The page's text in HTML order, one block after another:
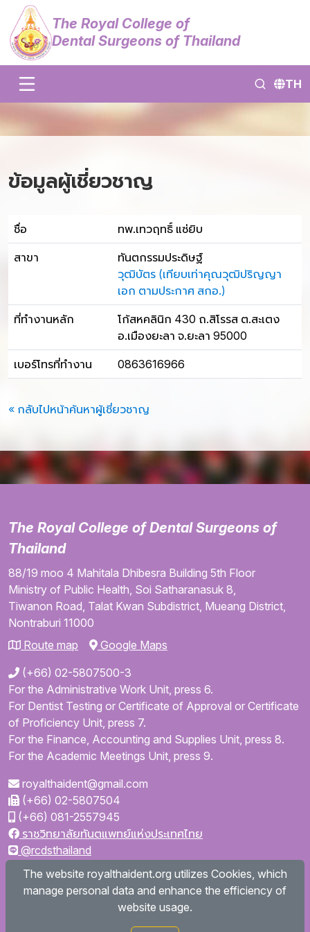
The Royal College of
Dental Surgeons of Thailand
TH
ข้อมูลผู้เชี่ยวชาญ
ชื่อ ทพ.เทวฤทธิ์ แซ่ยิบ
สาขา
ทันตกรรมประดิษฐ์
วุฒิบัตร (เทียบเท่าคุณวุฒิปริญญา
เอก ตามประกาศ สกอ.)
ที่ทำงานหลัก
โก้สหคลินิก 430 ถ.สิโรรส ต.สะเตง
อ.เมืองยะลา จ.ยะลา 95000
เบอร์โทรที่ทำงาน 0863616966
« กลับไปหน้าค้นหาผู้เชี่ยวชาญ
The Royal College of Dental Surgeons of
Thailand
88/19 moo 4 Mahitala Dhibesra Building 5th Floor
Ministry of Public Health, Soi Satharanasuk 8,
Tiwanon Road, Talat Kwan Subdistrict, Mueang District,
Nontraburi 11000
Route map
Google Maps
(+66) 02-5807500-3
For the Administrative Work Unit, press 6.
For Dentist Testing or Certificate of Approval or Certificate
of Proficiency Unit, press 7.
For the Finance, Accounting and Supplies Unit, press 8.
For the Academic Meetings Unit, press 9.
royalthaident@gmail.com
(+66) 02-5807504
(+66) 081-2557945
ราชวิทยาลัยทันตแพทย์แห่งประเทศไทย
@rcdsthailand
royalthaident
Royal College of Dental Surgeons of Thailand
The website royalthaident.org utilizes Cookies, which
manage personal data and enhance the efficiency of
website usage.